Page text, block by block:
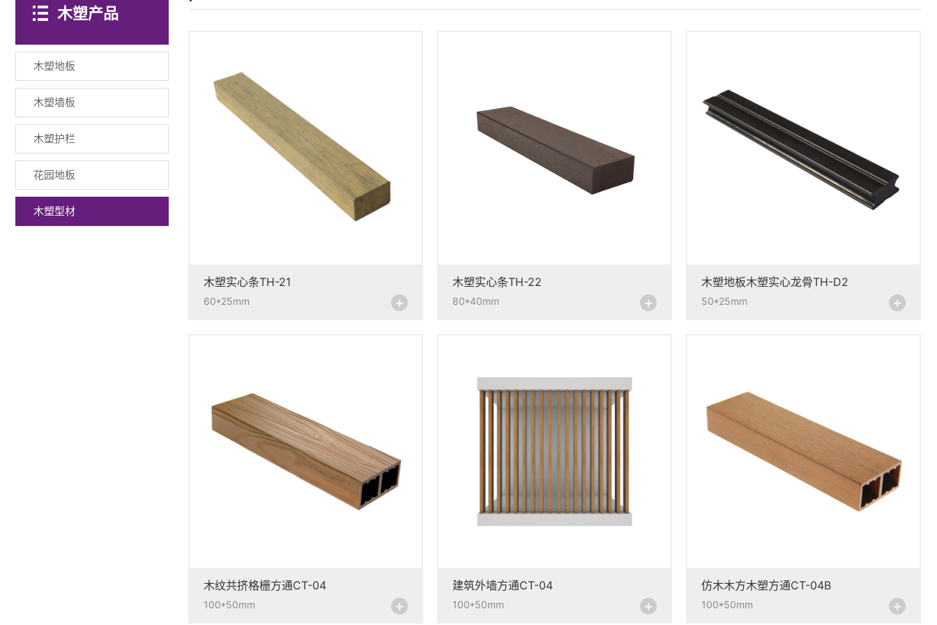
木塑产品
木塑地板
木塑墙板
木塑护栏
花园地板
木塑型材
木塑实心条TH-21
60*25mm +
木塑实心条TH-22
80*40mm +
木塑地板木塑实心龙骨TH-D2
50*25mm +
木纹共挤格栅方通CT-04
100*50mm +
建筑外墙方通CT-04
100*50mm +
仿木木方木塑方通CT-04B
100*50mm +